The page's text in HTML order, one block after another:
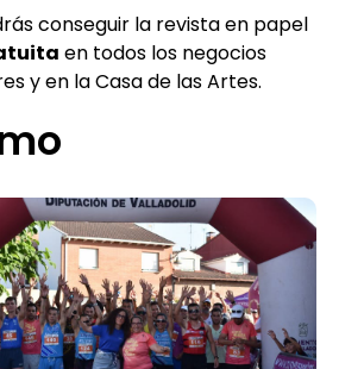
conseguir la revista en papel
en todos los negocios
y en la Casa de las Artes.